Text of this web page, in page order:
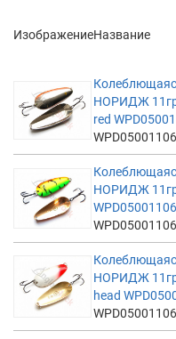
ИзображениеНазвание
НОРИДЖ
red
НОРИДЖ
НОРИДЖ
head